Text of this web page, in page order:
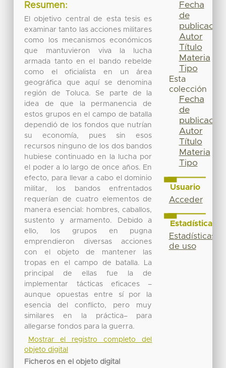
Resumen:
El objetivo central de esta tesis es
examinar tanto las acciones militares
como los mecanismos económicos
que mantuvieron viva la lucha
armada tanto en el bando rebelde
como el oficialista en un área
geográfica que aquí se denomina
región de Toluca. Se parte de la
idea de que la permanencia de
estos grupos en el campo de batalla
dependió de los fondos que nutrían
su economía, pues sin esos
recursos ninguno de los dos bandos
hubiese continuado en la lucha por
el poder a lo largo de once años. En
efecto, para llevar a cabo el dominio
militar, los bandos enfrentados
requerían de cuatro elementos de
manera esencial: hombres, caballos,
sustento y armamento. Debido a
ello, los grupos en pugna
emprendieron diversas acciones
con el objeto de mantener las
tropas en el campo de batalla. La
principal de ellas fue la de
implementar tácticas eficaces –
aunque opuestas entre sí por la
esencia del conflicto, pero muy
similares en la práctica– para
allegarse fondos para la guerra.
Mostrar el registro completo del
objeto digital
Ficheros en el objeto digital
Fecha
de
publicación
Autor
Título
Materia
Tipo
Esta
colección
Fecha
de
publicación
Autor
Título
Materia
Tipo
Usuario
Acceder
Estadísticas
Estadísticas
de uso